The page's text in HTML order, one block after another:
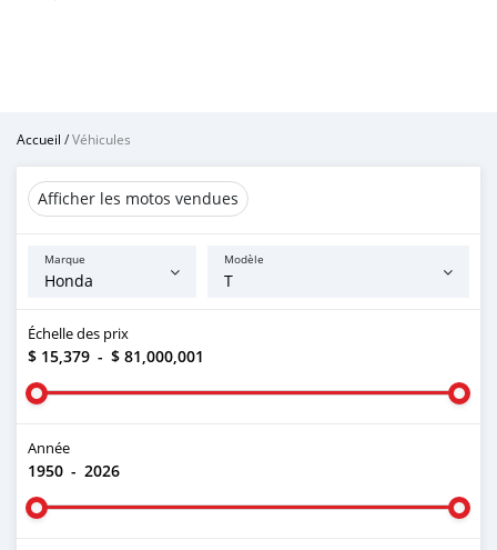
Accueil /Véhicules
Afficher les motos vendues
Marque Modèle
Échelle des prix
$ 15,379 - $ 81,000,001
Année
1950 - 2026